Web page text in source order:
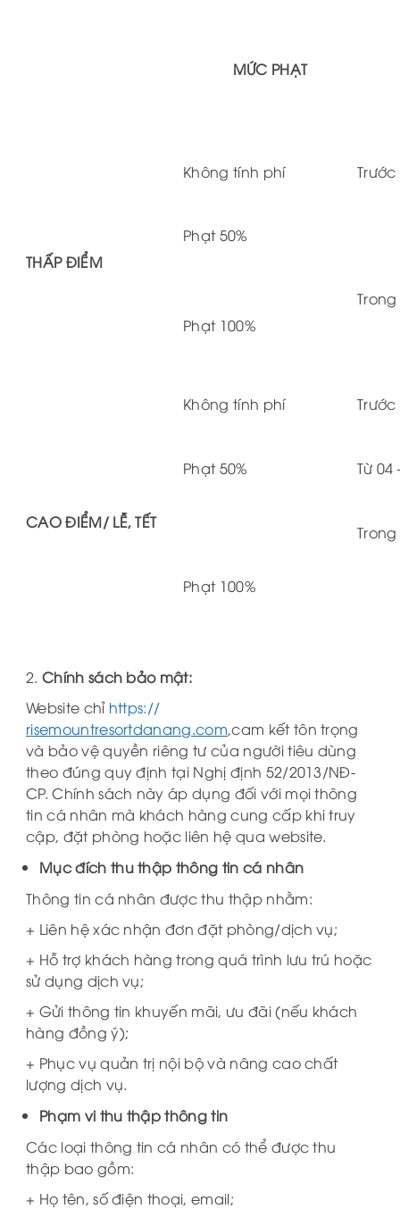
MỨC PHẠT
THẤP ĐIỂM
Không tính phí
Phạt 50%
Phạt 100%
CAO ĐIỂM/ LỄ, TẾT
Không tính phí
Phạt 50% Từ
Phạt 100%
2. Chính sách bảo mật:
Website chỉ https://
risemountresortdanang.com,cam kết tôn trọng
và bảo vệ quyền riêng tư của người tiêu dùng
theo đúng quy định tại Nghị định 52/2013/NĐ-
CP. Chính sách này áp dụng đối với mọi thông
tin cá nhân mà khách hàng cung cấp khi truy
cập, đặt phòng hoặc liên hệ qua website.
Mục đích thu thập thông tin cá nhân
Thông tin cá nhân được thu thập nhằm:
+ Liên hệ xác nhận đơn đặt phòng/dịch vụ;
+ Hỗ trợ khách hàng trong quá trình lưu trú hoặc
sử dụng dịch vụ;
+ Gửi thông tin khuyến mãi, ưu đãi (nếu khách
hàng đồng ý);
+ Phục vụ quản trị nội bộ và nâng cao chất
lượng dịch vụ.
Phạm vi thu thập thông tin
Các loại thông tin cá nhân có thể được thu
thập bao gồm:
+ Họ tên, số điện thoại, email;